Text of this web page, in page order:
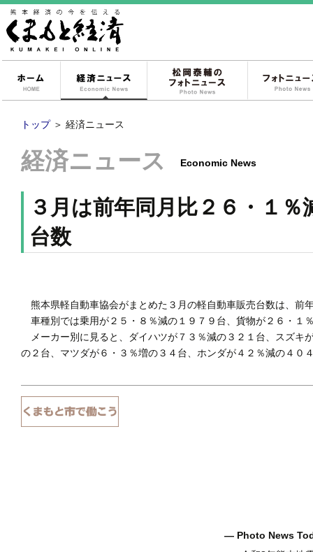
経済ニュース
トップ ＞ 経済ニュース
経済ニュース Economic News
３月は前年同月比２６・１
台数
熊本県軽自動車協会がまとめた３月の軽自動車販売台数は、前
車種別では乗用が２５・８％減の１９７９台、貨物が２６・１
メーカー別に見ると、ダイハツが７３％減の３２１台、スズキ
の２台、マツダが６・３％増の３４台、ホンダが４２％減の４
― Photo News